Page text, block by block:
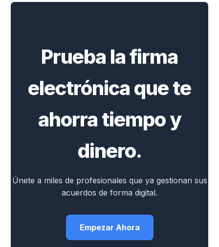
Prueba la firma
electrónica que te
ahorra tiempo y
dinero.
Únete a miles de profesionales que ya gestionan sus
acuerdos de forma digital.
Empezar Ahora